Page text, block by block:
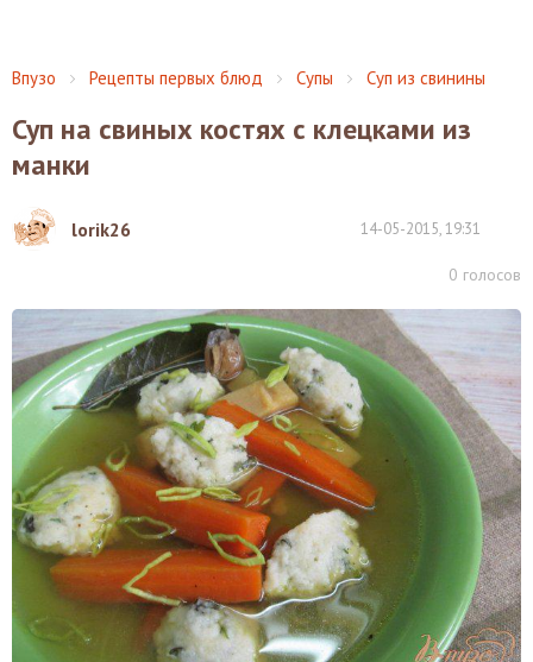
Впузо Рецепты первых блюд Супы Суп из свинины
Суп на свиных костях с клецками из
манки
lorik26 14-05-2015, 19:31
0 голосов